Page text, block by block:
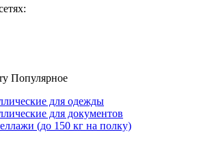
Популярное
для одежды
для документов
(до 150 кг на полку)